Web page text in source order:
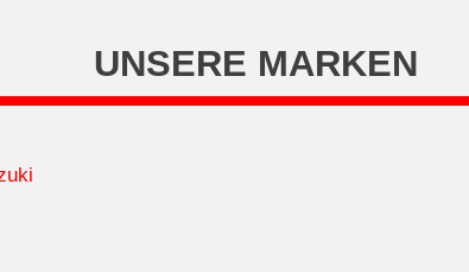
UNSERE MARKEN